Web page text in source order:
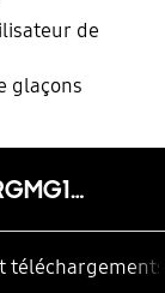
de
glaçons
RL58GRGMG1/XEF
téléchargements